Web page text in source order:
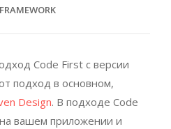
Code First с версии
подход в основном,
Design. В подходе Code
вашем приложении и